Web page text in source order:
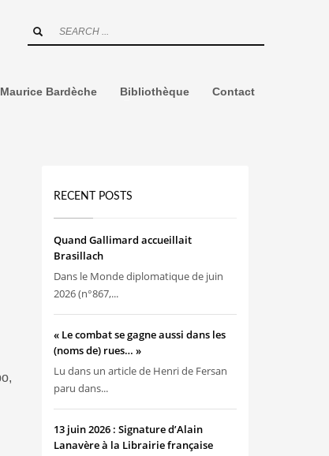
Maurice Bardèche Bibliothèque Contact
RECENT POSTS
Quand Gallimard accueillait
Brasillach
Dans le Monde diplomatique de juin
2026 (n°867,...
« Le combat se gagne aussi dans les
(noms de) rues… »
Lu dans un article de Henri de Fersan
paru dans...
13 juin 2026 : Signature d’Alain
Lanavère à la Librairie française